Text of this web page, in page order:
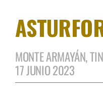
MONTE ARMAYÁN,
17 JUNIO 2023